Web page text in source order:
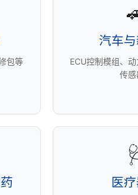
包等
汽车
ECU控制模组、
传
医